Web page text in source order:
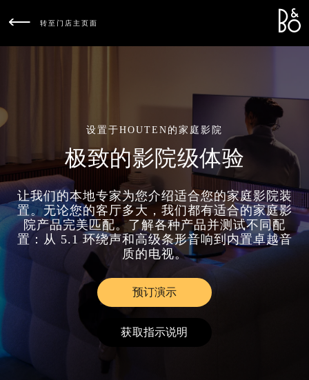
转至门店主页面
设置于HOUTEN的家庭影院
极致的影院级体验
让我们的本地专家为您介绍适合您的家庭影院装
置。无论您的客厅多大，我们都有适合的家庭影
院产品完美匹配。了解各种产品并测试不同配
置：从 5.1 环绕声和高级条形音响到内置卓越音
质的电视。
预订演示Link Opens in New Tab
获取指示说明Link Opens in New Tab